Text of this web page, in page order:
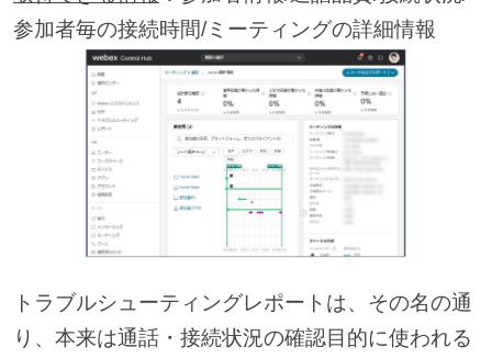
参加者毎の接続時間/ミーティングの詳細情報
トラブルシューティングレポートは、その名の通
り、本来は通話・接続状況の確認目的に使われる